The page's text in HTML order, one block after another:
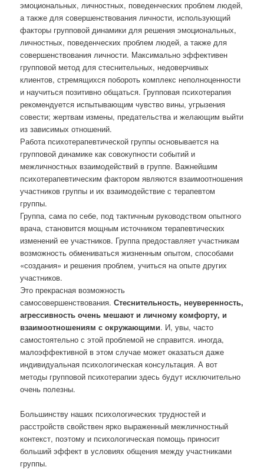
эмоциональных, личностных, поведенческих проблем людей,
а также для совершенствования личности, использующий
факторы групповой динамики для решения эмоциональных,
личностных, поведенческих проблем людей, а также для
совершенствования личности. Максимально эффективен
групповой метод для стеснительных, недоверчивых
клиентов, стремящихся побороть комплекс неполноценности
и научиться позитивно общаться. Групповая психотерапия
рекомендуется испытывающим чувство вины, угрызения
совести; жертвам измены, предательства и желающим выйти
из зависимых отношений.
Работа психотерапевтической группы основывается на
групповой динамике как совокупности событий и
межличностных взаимодействий в группе. Важнейшим
психотерапевтическим фактором являются взаимоотношения
участников группы и их взаимодействие с терапевтом
группы.
Группа, сама по себе, под тактичным руководством опытного
врача, становится мощным источником терапевтических
изменений ее участников. Группа предоставляет участникам
возможность обмениваться жизненным опытом, способами
«создания» и решения проблем, учиться на опыте других
участников.
Это прекрасная возможность
самосовершенствования.Стеснительность, неуверенность,
агрессивность очень мешают и личному комфорту, и
взаимоотношениям с окружающими. И, увы, часто
самостоятельно с этой проблемой не справится. иногда,
малоэффективной в этом случае может оказаться даже
индивидуальная психологическая консультация. А вот
методы групповой психотерапии здесь будут исключительно
очень полезны.
Большинству наших психологических трудностей и
расстройств свойствен ярко выраженный межличностный
контекст, поэтому и психологическая помощь приносит
больший эффект в условиях общения между участниками
группы.